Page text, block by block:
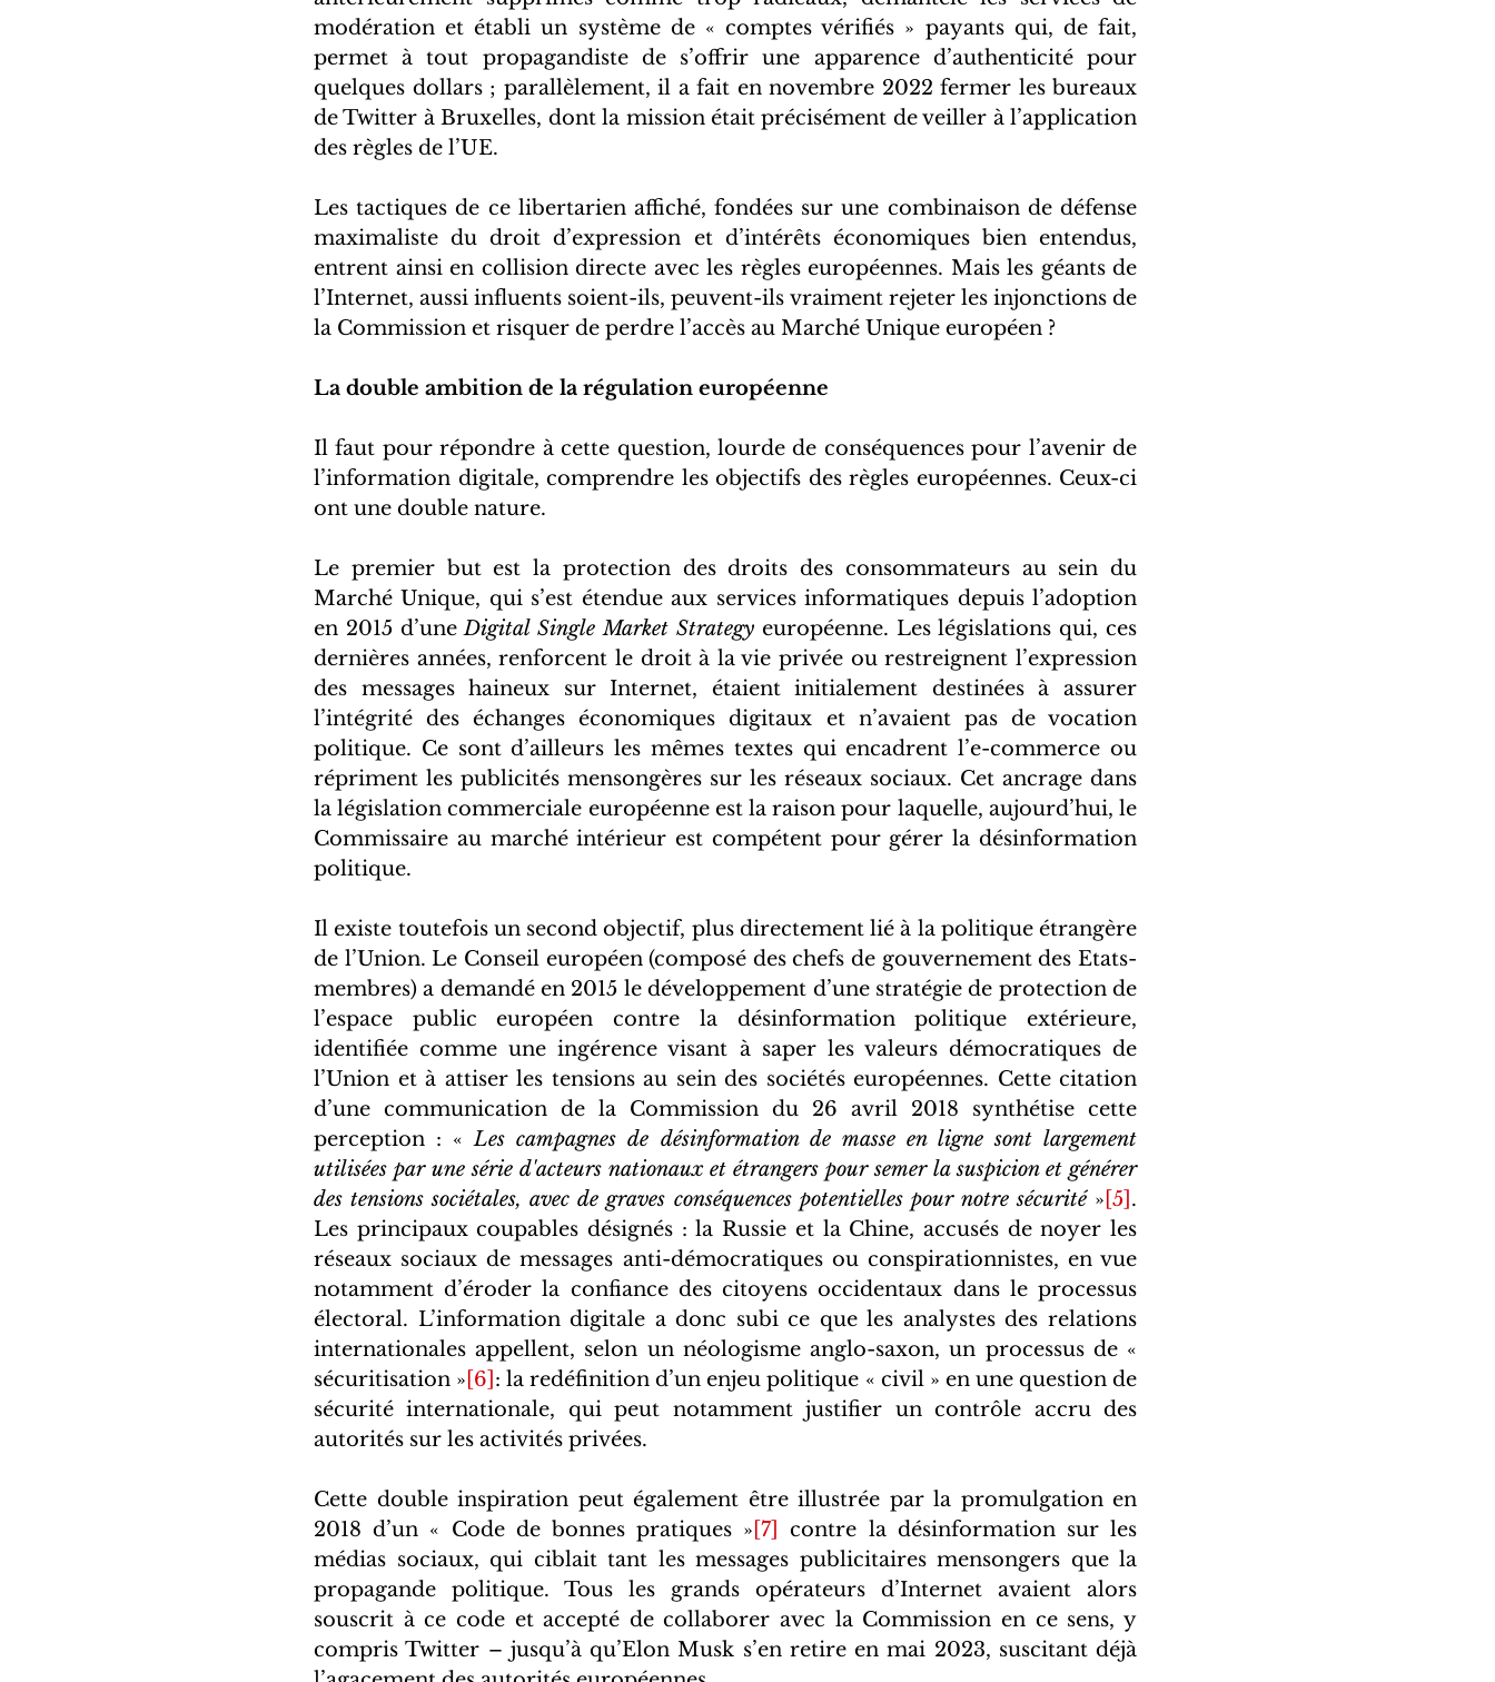
modération et établi un système de « comptes vérifiés » payants qui, de fait,
permet à tout propagandiste de s’offrir une apparence d’authenticité pour
quelques dollars ; parallèlement, il a fait en novembre 2022 fermer les bureaux
de Twitter à Bruxelles, dont la mission était précisément de veiller à l’application
des règles de l’UE.
Les tactiques de ce libertarien affiché, fondées sur une combinaison de défense
maximaliste du droit d’expression et d’intérêts économiques bien entendus,
entrent ainsi en collision directe avec les règles européennes. Mais les géants de
l’Internet, aussi influents soient-ils, peuvent-ils vraiment rejeter les injonctions de
la Commission et risquer de perdre l’accès au Marché Unique européen ?
La double ambition de la régulation européenne
Il faut pour répondre à cette question, lourde de conséquences pour l’avenir de
l’information digitale, comprendre les objectifs des règles européennes. Ceux-ci
ont une double nature.
Le premier but est la protection des droits des consommateurs au sein du
Marché Unique, qui s’est étendue aux services informatiques depuis l’adoption
en 2015 d’une Digital Single Market Strategy européenne. Les législations qui, ces
dernières années, renforcent le droit à la vie privée ou restreignent l’expression
des messages haineux sur Internet, étaient initialement destinées à assurer
l’intégrité des échanges économiques digitaux et n’avaient pas de vocation
politique. Ce sont d’ailleurs les mêmes textes qui encadrent l’e-commerce ou
répriment les publicités mensongères sur les réseaux sociaux. Cet ancrage dans
la législation commerciale européenne est la raison pour laquelle, aujourd’hui, le
Commissaire au marché intérieur est compétent pour gérer la désinformation
politique.
Il existe toutefois un second objectif, plus directement lié à la politique étrangère
de l’Union. Le Conseil européen (composé des chefs de gouvernement des Etats-
membres) a demandé en 2015 le développement d’une stratégie de protection de
l’espace public européen contre la désinformation politique extérieure,
identifiée comme une ingérence visant à saper les valeurs démocratiques de
l’Union et à attiser les tensions au sein des sociétés européennes. Cette citation
d’une communication de la Commission du 26 avril 2018 synthétise cette
perception : « Les campagnes de désinformation de masse en ligne sont largement
utilisées par une série d'acteurs nationaux et étrangers pour semer la suspicion et générer
des tensions sociétales, avec de graves conséquences potentielles pour notre sécurité » [5] .
Les principaux coupables désignés : la Russie et la Chine, accusés de noyer les
réseaux sociaux de messages anti-démocratiques ou conspirationnistes, en vue
notamment d’éroder la confiance des citoyens occidentaux dans le processus
électoral. L’information digitale a donc subi ce que les analystes des relations
internationales appellent, selon un néologisme anglo-saxon, un processus de «
sécuritisation » [6] : la redéfinition d’un enjeu politique « civil » en une question de
sécurité internationale, qui peut notamment justifier un contrôle accru des
autorités sur les activités privées.
Cette double inspiration peut également être illustrée par la promulgation en
2018 d’un « Code de bonnes pratiques » [7]
contre la désinformation sur les
médias sociaux, qui ciblait tant les messages publicitaires mensongers que la
propagande politique. Tous les grands opérateurs d’Internet avaient alors
souscrit à ce code et accepté de collaborer avec la Commission en ce sens, y
compris Twitter – jusqu’à qu’Elon Musk s’en retire en mai 2023, suscitant déjà